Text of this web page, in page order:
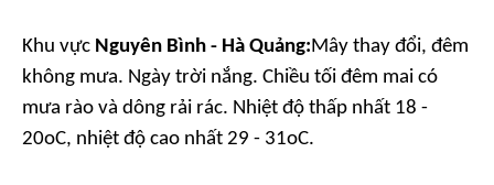
Khu vực Nguyên Bình - Hà Quảng:Mây thay đổi, đêm
không mưa. Ngày trời nắng. Chiều tối đêm mai có
mưa rào và dông rải rác. Nhiệt độ thấp nhất 18 -
20oC, nhiệt độ cao nhất 29 - 31oC.